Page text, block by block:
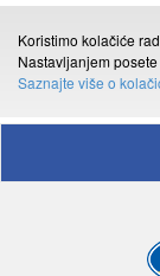
Koristimo kolačiće
Nastavljanjem
Saznajte više o